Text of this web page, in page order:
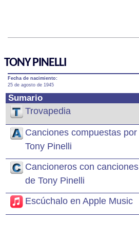
TONY PINELLI
Fecha de nacimiento:
25 de agosto de 1945
Sumario
Trovapedia
Canciones compuestas por
Tony Pinelli
Cancioneros con canciones
de Tony Pinelli
Escúchalo en Apple Music